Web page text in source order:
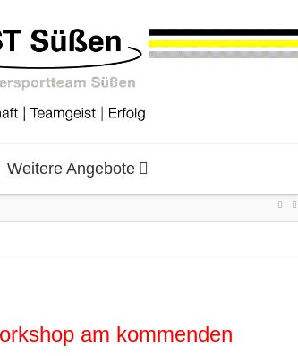
Weitere Angebote
am kommenden